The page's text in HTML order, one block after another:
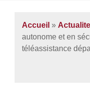
Accueil »
autonome et en
téléassistance